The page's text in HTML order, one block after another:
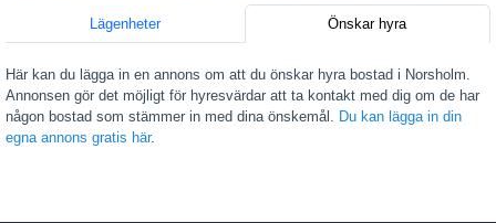
Lägenheter Önskar hyra
Här kan du lägga in en annons om att du önskar hyra bostad i Norsholm.
Annonsen gör det möjligt för hyresvärdar att ta kontakt med dig om de har
någon bostad som stämmer in med dina önskemål. Du kan lägga in din
egna annons gratis här.